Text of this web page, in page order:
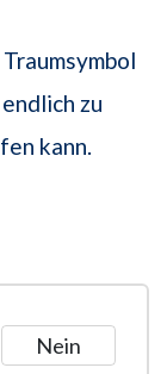
zu
kann.
Nein